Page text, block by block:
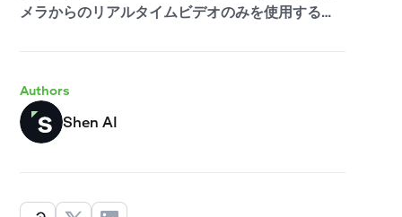
メラからのリアルタイムビデオのみを使用するバ
のアプリケーションは人工知能を利用すること
で、病気の微妙な兆候を数学的な精度で認識でき
るようになり、ユビキタス・テクノロジーを活用
Authors
Shen AI